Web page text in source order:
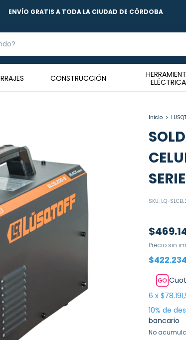
3 Y 6 CUOTAS SIN INTERÉS
CONSTRUCCIÓN
Inicio >
SKU: LQ-
Precio sin
6 x
10% de
bancario
No